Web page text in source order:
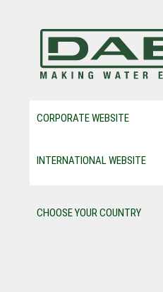
contenuto
CORPORATE WEBSITE
INTERNATIONAL WEBSITE
CHOOSE YOUR COUNTRY